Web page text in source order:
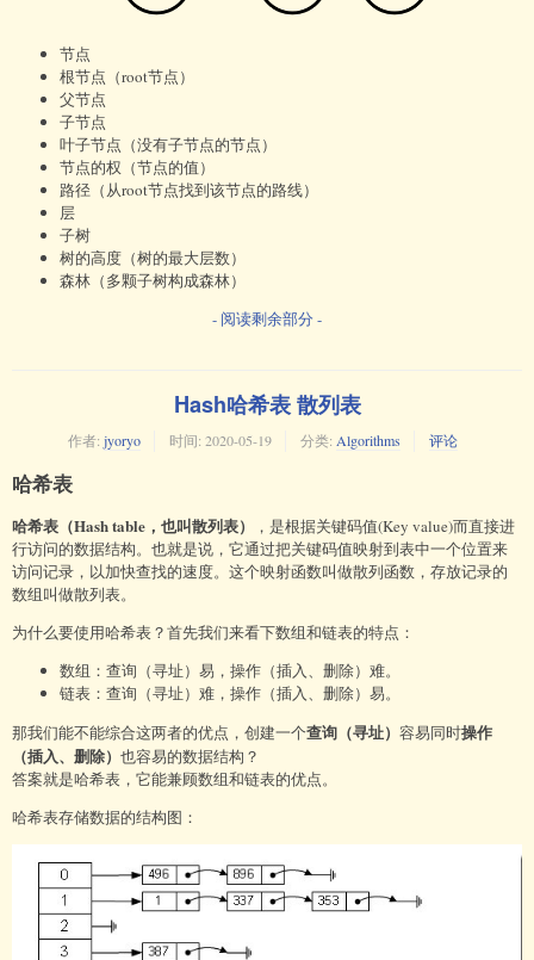
节点
根节点（root节点）
父节点
子节点
叶子节点（没有子节点的节点）
节点的权（节点的值）
路径（从root节点找到该节点的路线）
层
子树
树的高度（树的最大层数）
森林（多颗子树构成森林）
- 阅读剩余部分 -
Hash哈希表 散列表
作者: jyoryo 时间: 2020-05-19 分类: Algorithms 评论
哈希表
哈希表（Hash table，也叫散列表）
，是根据关键码值(Key value)而直接进
行访问的数据结构。也就是说，它通过把关键码值映射到表中一个位置来
访问记录，以加快查找的速度。这个映射函数叫做散列函数，存放记录的
数组叫做散列表。
为什么要使用哈希表？首先我们来看下数组和链表的特点：
数组：查询（寻址）易，操作（插入、删除）难。
链表：查询（寻址）难，操作（插入、删除）易。
那我们能不能综合这两者的优点，创建一个查询（寻址） 容易同时操作
（插入、删除） 也容易的数据结构？
答案就是哈希表，它能兼顾数组和链表的优点。
哈希表存储数据的结构图：